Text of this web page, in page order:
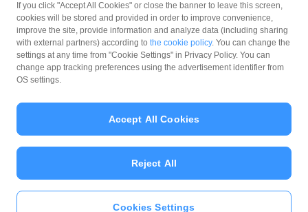
問い合わせ種別*
If you click "Accept All Cookies" or close the banner to leave this screen,
cookies will be stored and provided in order to improve convenience,
improve the site, provide information and analyze data (including sharing
with external partners) according to the cookie policy. You can change the
settings at any time from "Cookie Settings" in Privacy Policy. You can
change app tracking preferences using the advertisement identifier from
OS settings.
Cookies Settings
Reject All
Accept All Cookies